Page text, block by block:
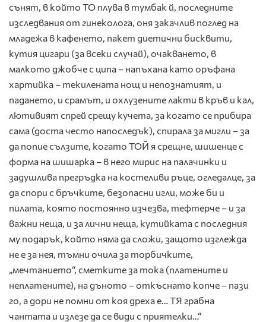
сънят, в който ТО плува в тумбак й, последните
изследвания от гинеколога, оня закачлив поглед на
младежа в кафенето, пакет диетични бисквити,
кутия цигари (за всеки случай), очакването, в
малкото джобче с ципа – напъхана като оръфана
хартийка – текилената нощ и непознатият, и
падането, и срамът, и охлузените лакти в кръв и кал,
лютивият спрей срещу кучета, за когато се прибира
сама (доста често напоследък), спирала за мигли – за
да попие сълзите, когато ТОЙ я срещне, шишенце с
форма на шишарка – в него мирис на палачинки и
задушлива прегръдка на костеливи ръце, огледалце, за
да спори с бръчките, безопасни игли, може би и
пилата, която постоянно изчезва, тефтерче – и за
важни неща, и за лични неща, кутийката с последния
му подарък, който няма да сложи, защото изглежда
не е за нея, тъмни очила за торбичките,
„мечтанието“, сметките за тока (платените и
неплатените), на дъното – откъснато копче – пази
го, а дори не помни от коя дреха е… ТЯ грабна
чантата и излезе да се види с приятелки…“